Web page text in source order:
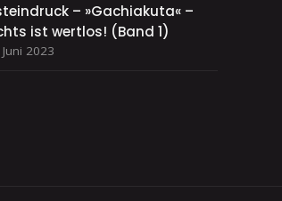
– »Gachiakuta« –
ist wertlos! (Band 1)
2023